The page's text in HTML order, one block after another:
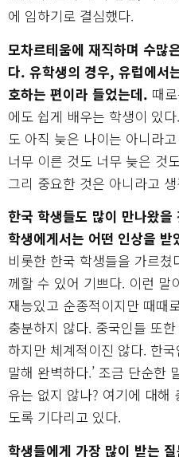
에 임하기로 결심했다.
모차르테움에 재직하며 수많
다. 유학생의 경우, 유럽에서
호하는 편이라 들었는데. 때
에도 쉽게 배우는 학생이 있
도 아직 늦은 나이는 아니라
너무 이른 것도 너무 늦은 것
그리 중요한 것은 아니라고
한국 학생들도 많이 만나왔
학생에게서는 어떤 인상을 받
비롯한 한국 학생들을 가르
께할 수 있어 기쁘다. 이런 말
재능있고 순종적이지만 때때
충분하지 않다. 중국인들 또
하지만 체계적이진 않다. 한
말해 완벽하다.’ 조금 단순한
유는 없지 않나? 여기에 대해
도록 기다리고 있다.
학생들에게 가장 많이 받는